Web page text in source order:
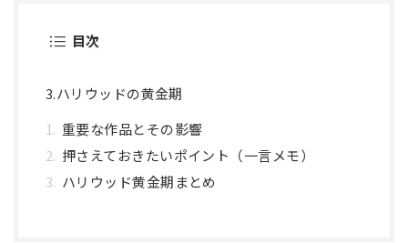
目次
3.ハリウッドの黄金期
重要な作品とその影響
押さえておきたいポイント（一言メモ）
ハリウッド黄金期まとめ